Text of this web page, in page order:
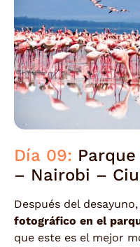
Día 09:
– Nairobi –
Después del
fotográfico en el
que este es el mejor